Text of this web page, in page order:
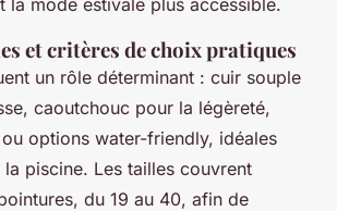
la mode estivale plus accessible.
et critères de choix pratiques
un rôle déterminant : cuir souple
caoutchouc pour la légèreté,
options water-friendly, idéales
piscine. Les tailles couvrent
du 19 au 40, afin de